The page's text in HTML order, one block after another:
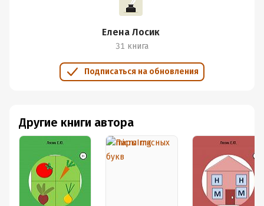
Елена Лосик
31 книга
Подписаться на обновления
Другие книги автора